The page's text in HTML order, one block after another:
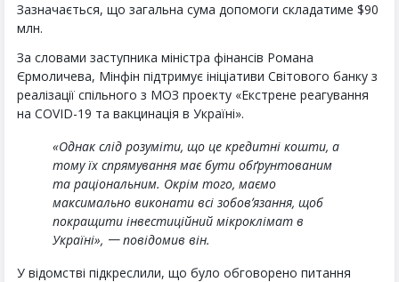
Зазначається, що загальна сума допомоги складатиме $90
млн.
За словами заступника міністра фінансів Романа
Єрмоличева, Мінфін підтримує ініціативи Світового банку з
реалізації спільного з МОЗ проекту «Екстрене реагування
на COVID-19 та вакцинація в Україні».
«Однак слід розуміти, що це кредитні кошти, а
тому їх спрямування має бути обґрунтованим
та раціональним. Окрім того, маємо
максимально виконати всі зобовʼязання, щоб
покращити інвестиційний мікроклімат в
Україні», 一 повідомив він.
У відомстві підкреслили, що було обговорено питання